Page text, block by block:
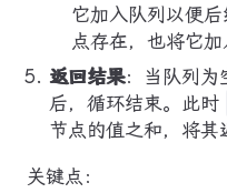
它加入队列以便
点存在，也将它加
返回结果：当队列为
后，循环结束。此时
节点的值之和，将其
关键点：